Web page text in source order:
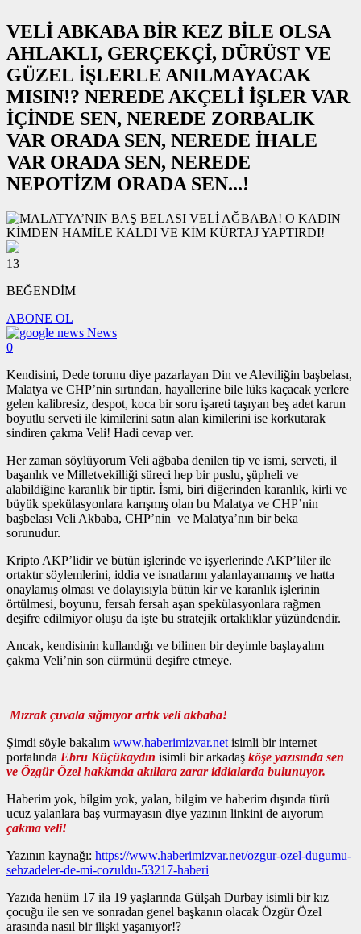
VELİ ABKABA BİR KEZ BİLE OLSA
AHLAKLI, GERÇEKÇİ, DÜRÜST VE
GÜZEL İŞLERLE ANILMAYACAK
MISIN!? NEREDE AKÇELİ İŞLER VAR
İÇİNDE SEN, NEREDE ZORBALIK
VAR ORADA SEN, NEREDE İHALE
VAR ORADA SEN, NEREDE
NEPOTİZM ORADA SEN...!
13
BEĞENDİM
ABONE OL
News
0
Kendisini, Dede torunu diye pazarlayan Din ve Aleviliğin başbelası,
Malatya ve CHP’nin sırtından, hayallerine bile lüks kaçacak yerlere
gelen kalibresiz, despot, koca bir soru işareti taşıyan beş adet karun
boyutlu serveti ile kimilerini satın alan kimilerini ise korkutarak
sindiren çakma Veli! Hadi cevap ver.
Her zaman söylüyorum Veli ağbaba denilen tip ve ismi, serveti, il
başanlık ve Milletvekilliği süreci hep bir puslu, şüpheli ve
alabildiğine karanlık bir tiptir. İsmi, biri diğerinden karanlık, kirli ve
büyük spekülasyonlara karışmış olan bu Malatya ve CHP’nin
başbelası Veli Akbaba, CHP’nin ve Malatya’nın bir beka
sorunudur.
Kripto AKP’lidir ve bütün işlerinde ve işyerlerinde AKP’liler ile
ortaktır söylemlerini, iddia ve isnatlarını yalanlayamamış ve hatta
onaylamış olması ve dolayısıyla bütün kir ve karanlık işlerinin
örtülmesi, boyunu, fersah fersah aşan spekülasyonlara rağmen
deşifre edilmiyor oluşu da işte bu stratejik ortaklıklar yüzündendir.
Ancak, kendisinin kullandığı ve bilinen bir deyimle başlayalım
çakma Veli’nin son cürmünü deşifre etmeye.
Mızrak çuvala sığmıyor artık veli akbaba!
Şimdi söyle bakalım www.haberimizvar.net isimli bir internet
portalında Ebru Küçükaydın isimli bir arkadaş köşe yazısında sen
ve Özgür Özel hakkında akıllara zarar iddialarda bulunuyor.
Haberim yok, bilgim yok, yalan, bilgim ve haberim dışında türü
ucuz yalanlara baş vurmayasın diye yazının linkini de aıyorum
çakma veli!
Yazının kaynağı: https://www.haberimizvar.net/ozgur-ozel-dugumu-
sehzadeler-de-mi-cozuldu-53217-haberi
Yazıda henüm 17 ila 19 yaşlarında Gülşah Durbay isimli bir kız
çocuğu ile sen ve sonradan genel başkanın olacak Özgür Özel
arasında nasıl bir ilişki yaşanıyor!?